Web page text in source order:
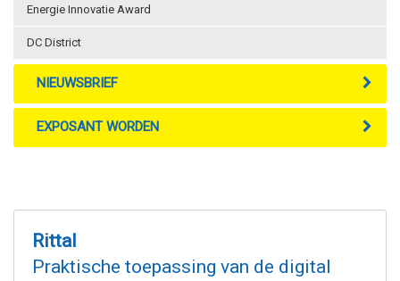
Energie Innovatie Award
DC District
NIEUWSBRIEF
EXPOSANT WORDEN
Rittal
Praktische toepassing van de digital